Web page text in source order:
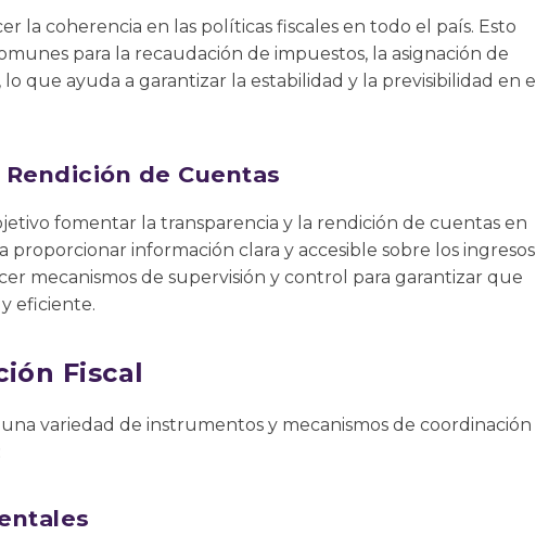
la coherencia en las políticas fiscales en todo el país. Esto
para la recaudación de impuestos, la asignación de
que ayuda a garantizar la estabilidad y la previsibilidad en el
de Cuentas
fomentar la transparencia y la rendición de cuentas en
proporcionar información clara y accesible sobre los ingresos
mecanismos de supervisión y control para garantizar que
eficiente.
Fiscal
variedad de instrumentos y mecanismos de coordinación